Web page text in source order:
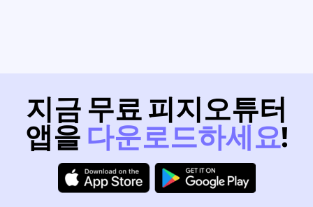
지금 무료 피지오튜터
앱을 다운로드하세요!